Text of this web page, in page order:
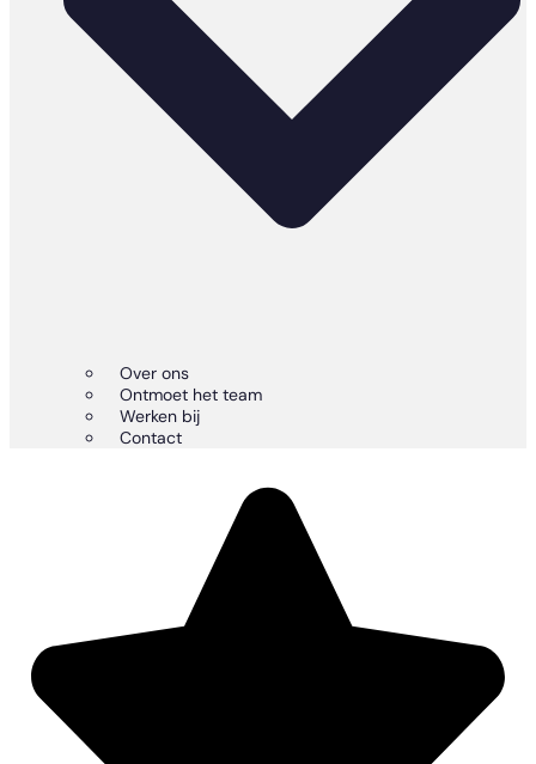
Over ons
Ontmoet het team
Werken bij
Contact